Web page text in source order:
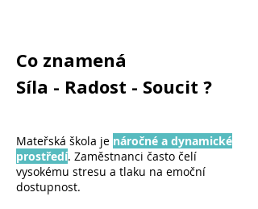
Co znamená
Síla - Radost - Soucit ?
Mateřská škola je náročné a dynamické
prostředí. Zaměstnanci často čelí
vysokému stresu a tlaku na emoční
dostupnost.